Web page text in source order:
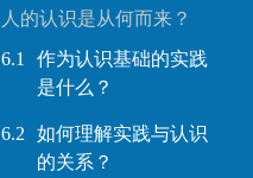
人的认识是从何而来？
6.1
作为认识基础的实践
是什么？
6.2
如何理解实践与认识
的关系？